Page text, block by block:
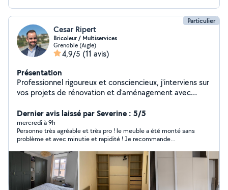
Particulier
Cesar Ripert
Bricoleur / Multiservices
Grenoble (Aigle)
4,9/5 (11 avis)
Présentation
Professionnel rigoureux et consciencieux, j'interviens sur
vos projets de rénovation et d'aménagement avec
types de travaux : montage de meubles, petites
réparations de plomberie ou d'électricité, peinture, et
finitions diverses. Attaché au travail bien fait, je veille à
la propreté du chantier, au respect des délais et à la
satisfaction du client. Dynamique et organisé, j'apporte
des solutions adaptées à chaque besoin pour un
résultat soigné et durable. N'hésitez pas à me contacter
pour échanger sur votre projet. César
Dernier avis laissé par Severine : 5/5
mercredi à 9h
Personne très agréable et très pro ! le meuble a été monté sans
problème et avec minutie et rapidité ! Je recommande